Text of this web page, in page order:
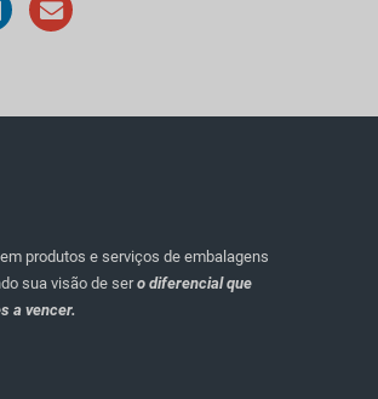
produtos e serviços de embalagens
sua visão de sero diferencial que
a vencer.